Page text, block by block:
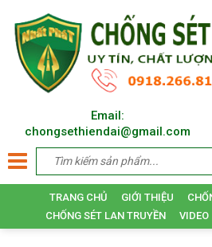
Email:
chongsethiendai@gmail.com
TRANG CHỦ GIỚI THIỆU
CHỐNG SÉT LAN TRUYỀN
VIDEO